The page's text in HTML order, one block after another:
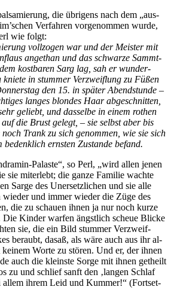
die üb­ri­gens nach dem „aus­
Ver­fah­ren vor­ge­nom­men wur­de,
wie folgt:
voll­zo­gen war und der Meis­ter mit
an­gethan und das schwar­ze Sammt­
kost­ba­ren Sarg lag, sah er wun­der­
in stum­mer Ver­zweif­lung zu Fü­ßen
den 15. in spä­ter Abend­stun­de –
lan­ges blon­des Haar ab­ge­schnit­ten,
ge­liebt, und das­sel­be in ei­nem ro­then
die Brust ge­legt, – sie selbst aber bis
Trank zu sich ge­nom­men, wie sie sich
erns­ten Zu­stan­de befand.
Pa­las­te“, so Perl, „wird al­len je­nen
sie mit­er­lebt; die gan­ze Fa­mi­lie wach­te
Sar­ge des Un­er­setz­li­chen und sie alle
und im­mer wie­der die Züge des
die zu schau­en ih­nen ja nur noch kur­ze
Die Kin­der war­fen ängst­lich scheue Bli­cke
sie, die ein Bild stum­mer Ver­zweif­
be­raubt, da­saß, als wäre auch aus ihr al­
Wor­te zu stö­ren. Und er, der ih­nen
auch die kleins­te Sor­ge mit ih­nen get­heilt
zu und schlief sanft den ‚lan­gen Schlaf
al­lem ih­rem Leid und Kum­mer!“ (Fort­set­